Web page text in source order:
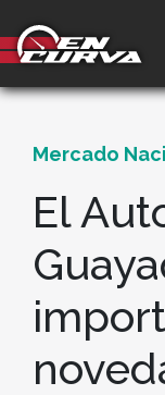
Mercado
El